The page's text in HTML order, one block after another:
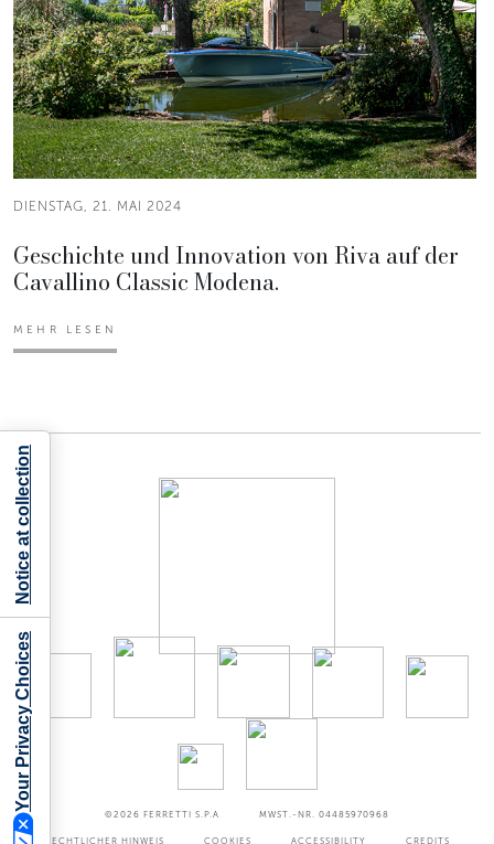
DIENSTAG, 21. MAI 2024
Geschichte und Innovation von Riva auf der
Cavallino Classic Modena.
MEHR LESEN
©2026 FERRETTI S.P.A MWST.-NR. 04485970968
RECHTLICHER HINWEIS COOKIES ACCESSIBILITY CREDITS
Your Privacy Choices
Notice at collection